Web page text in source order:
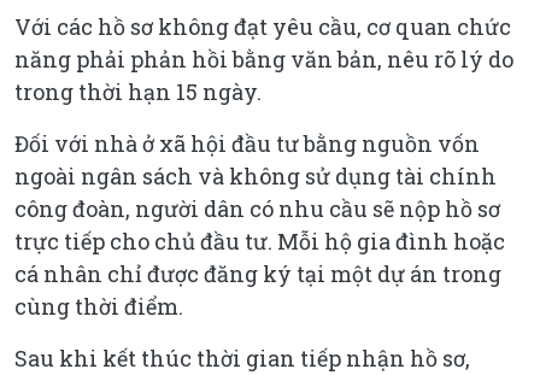
Với các hồ sơ không đạt yêu cầu, cơ quan chức
năng phải phản hồi bằng văn bản, nêu rõ lý do
trong thời hạn 15 ngày.
Đối với nhà ở xã hội đầu tư bằng nguồn vốn
ngoài ngân sách và không sử dụng tài chính
công đoàn, người dân có nhu cầu sẽ nộp hồ sơ
trực tiếp cho chủ đầu tư. Mỗi hộ gia đình hoặc
cá nhân chỉ được đăng ký tại một dự án trong
cùng thời điểm.
Sau khi kết thúc thời gian tiếp nhận hồ sơ,